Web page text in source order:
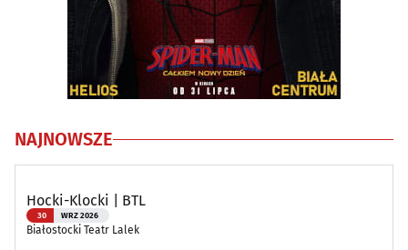
NAJNOWSZE
Hocki-Klocki | BTL
30 WRZ 2026
Białostocki Teatr Lalek